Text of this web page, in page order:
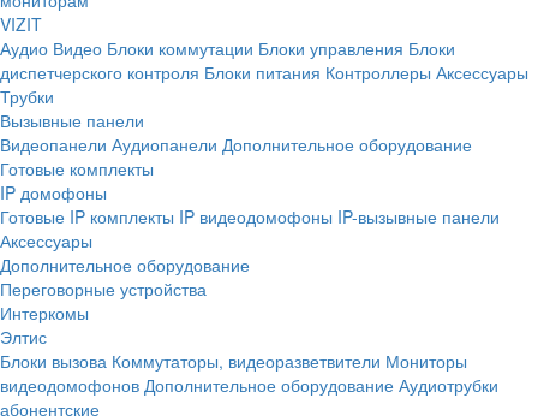
VIZIT
Аудио Видео Блоки коммутации Блоки управления Блоки
диспетчерского контроля Блоки питания Контроллеры Аксессуары
Трубки
Вызывные панели
Видеопанели Аудиопанели Дополнительное оборудование
Готовые комплекты
IP домофоны
Готовые IP комплекты IP видеодомофоны IP-вызывные панели
Аксессуары
Дополнительное оборудование
Переговорные устройства
Интеркомы
Элтис
Блоки вызова Коммутаторы, видеоразветвители Мониторы
видеодомофонов Дополнительное оборудование Аудиотрубки
абонентские